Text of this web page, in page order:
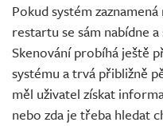
Pokud systém
restartu se sám nabídne
Skenování probíhá ještě
systému a trvá přibližně
měl uživatel získat
nebo zda je třeba hledat